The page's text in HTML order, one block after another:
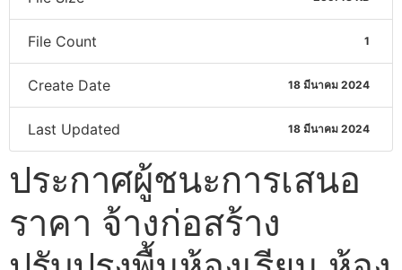
File Count 1
Create Date 18 มีนาคม 2024
Last Updated 18 มีนาคม 2024
ประกาศผู้ชนะการเสนอ
ราคา จ้างก่อสร้าง